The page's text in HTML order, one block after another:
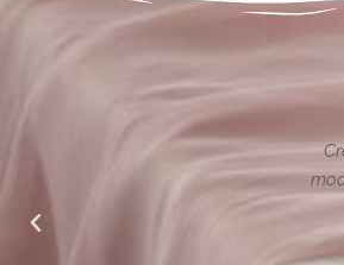
reinterpretata in chiave
richieste di noi mamme.